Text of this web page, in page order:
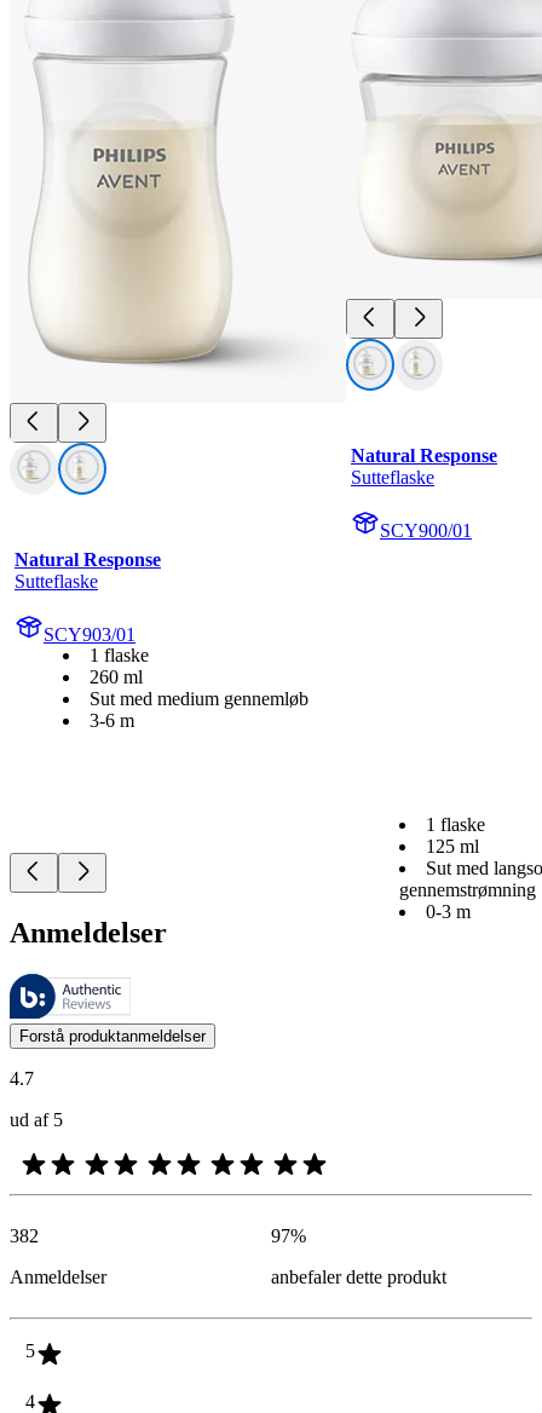
Natural Response
Sutteflaske
SCY903/01
1 flaske
260 ml
Sut med medium gennemløb
3-6 m
Natural Response
Sutteflaske
SCY900/01
1 flaske
125 ml
Sut med
gennemstrømning
0-3 m
Anmeldelser
Disse anmeldelser administreres af Bazaarvoice og er i
Kundernes meninger i form af produkt- og stjernevurderinger er
Forstå produktanmeldelser
4.7
ud af 5
382
Anmeldelser
97%
anbefaler dette produkt
5
4